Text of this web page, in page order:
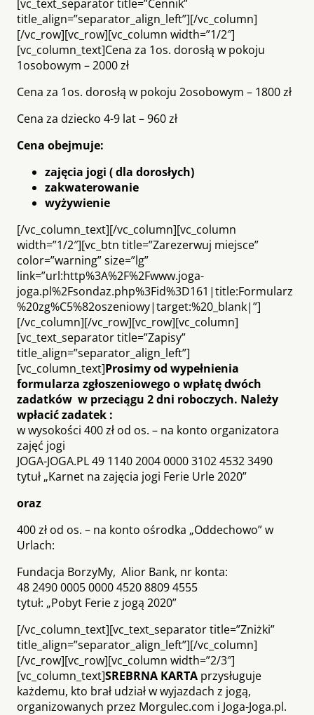
[vc_text_separator title=”Cennik”
title_align=”separator_align_left”][/vc_column]
[/vc_row][vc_row][vc_column width=”1/2″]
[vc_column_text]Cena za 1os. dorosłą w pokoju
1osobowym – 2000 zł
Cena za 1os. dorosłą w pokoju 2osobowym – 1800 zł
Cena za dziecko 4-9 lat – 960 zł
Cena obejmuje:
zajęcia jogi ( dla dorosłych)
zakwaterowanie
wyżywienie
[/vc_column_text][/vc_column][vc_column
width=”1/2″][vc_btn title=”Zarezerwuj miejsce”
color=”warning” size=”lg”
link=”url:http%3A%2F%2Fwww.joga-
joga.pl%2Fsondaz.php%3Fid%3D161|title:Formularz
%20zg%C5%82oszeniowy|target:%20_blank|”]
[/vc_column][/vc_row][vc_row][vc_column]
[vc_text_separator title=”Zapisy”
title_align=”separator_align_left”]
[vc_column_text]Prosimy od wypełnienia
formularza zgłoszeniowego o wpłatę dwóch
zadatków w przeciągu 2 dni roboczych. Należy
wpłacić zadatek :
w wysokości 400 zł od os. – na konto organizatora
zajęć jogi
JOGA-JOGA.PL 49 1140 2004 0000 3102 4532 3490
tytuł „Karnet na zajęcia jogi Ferie Urle 2020”
oraz
400 zł od os. – na konto ośrodka „Oddechowo” w
Urlach:
Fundacja BorzyMy, Alior Bank, nr konta:
48 2490 0005 0000 4520 8809 4555
tytuł: „Pobyt Ferie z jogą 2020”
[/vc_column_text][vc_text_separator title=”Zniżki”
title_align=”separator_align_left”][/vc_column]
[/vc_row][vc_row][vc_column width=”2/3″]
[vc_column_text]SREBRNA KARTA przysługuje
każdemu, kto brał udział w wyjazdach z jogą,
organizowanych przez Morgulec.com i Joga-Joga.pl.